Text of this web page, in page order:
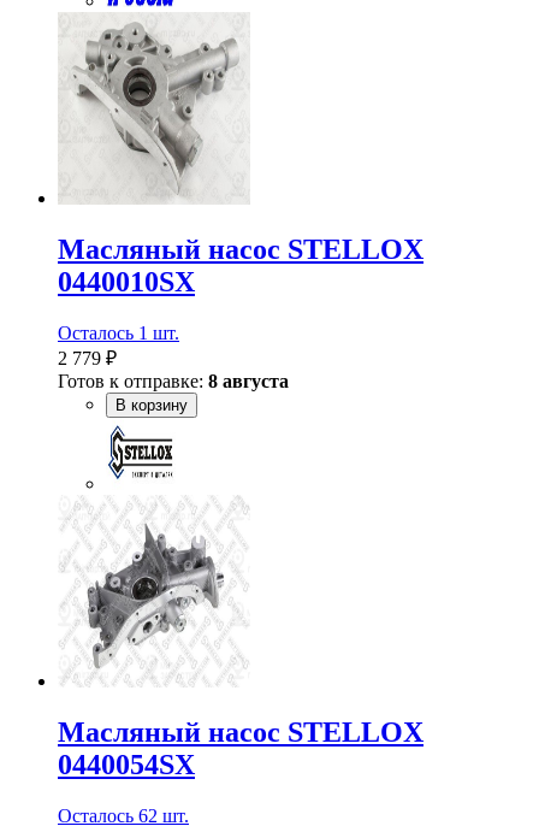
Масляный насос STELLOX
0440010SX
Осталось 1 шт.
2 779 ₽
Готов к отправке: 8 августа
В корзину
Масляный насос STELLOX
0440054SX
Осталось 62 шт.